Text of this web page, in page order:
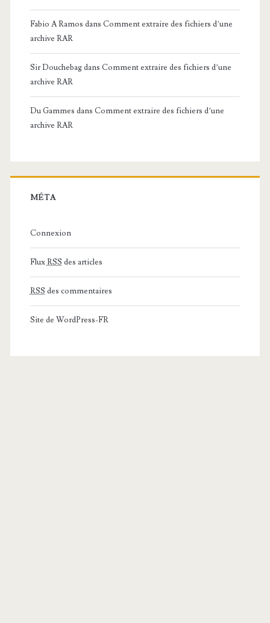
Fabio A Ramos dans Comment extraire des fichiers d’une
archive RAR
Sir Douchebagdans Comment extraire des fichiers d’une
archive RAR
Du Gammes dans Comment extraire des fichiers d’une
archive RAR
MÉTA
Connexion
FluxRSS des articles
RSS des commentaires
Site de WordPress-FR